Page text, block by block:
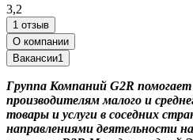
3,2
1 отзыв
О компании
Вакансии1
Группа Компаний G2R
производителям малого и
товары и услуги в соседних
направлениями деятельности